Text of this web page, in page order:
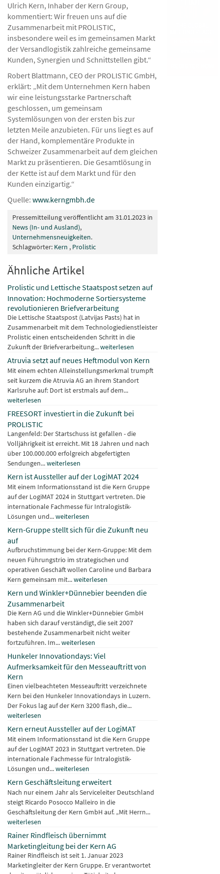
Ulrich Kern, Inhaber der Kern Group,
kommentiert: Wir freuen uns auf die
Zusammenarbeit mit PROLISTIC,
insbesondere weil es im gemeinsamen Markt
der Versandlogistik zahlreiche gemeinsame
Kunden, Synergien und Schnittstellen gibt.“
Robert Blattmann, CEO der PROLISTIC GmbH,
erklärt: „Mit dem Unternehmen Kern haben
wir eine leistungsstarke Partnerschaft
geschlossen, um gemeinsam
Systemlösungen von der ersten bis zur
letzten Meile anzubieten. Für uns liegt es auf
der Hand, komplementäre Produkte in
Schweizer Zusammenarbeit auf dem gleichen
Markt zu präsentieren. Die Gesamtlösung in
der Kette ist auf dem Markt und für den
Kunden einzigartig.“
Quelle: www.kerngmbh.de
Pressemitteilung veröffentlicht am 31.01.2023 in
News (In- und Ausland),
Unternehmensneuigkeiten.
Schlagwörter: Kern , Prolistic
Ähnliche Artikel
Prolistic und Lettische Staatspost setzen auf
Innovation: Hochmoderne Sortiersysteme
revolutionieren Briefverarbeitung
Die Lettische Staatspost (Latvijas Pasts) hat in
Zusammenarbeit mit dem Technologiedienstleister
Prolistic einen entscheidenden Schritt in die
Zukunft der Briefverarbeitung...weiterlesen
Atruvia setzt auf neues Heftmodul von Kern
Mit einem echten Alleinstellungsmerkmal trumpft
seit kurzem die Atruvia AG an ihrem Standort
Karlsruhe auf: Dort ist erstmals auf dem...
weiterlesen
FREESORT investiert in die Zukunft bei
PROLISTIC
Langenfeld: Der Startschuss ist gefallen - die
Volljährigkeit ist erreicht. Mit 18 Jahren und nach
über 100.000.000 erfolgreich abgefertigten
Sendungen...weiterlesen
Kern ist Aussteller auf der LogiMAT 2024
Mit einem Informationsstand ist die Kern Gruppe
auf der LogiMAT 2024 in Stuttgart vertreten. Die
internationale Fachmesse für Intralogistik-
Lösungen und...weiterlesen
Kern-Gruppe stellt sich für die Zukunft neu
auf
Aufbruchstimmung bei der Kern-Gruppe: Mit dem
neuen Führungstrio im strategischen und
operativen Geschäft wollen Caroline und Barbara
Kern gemeinsam mit...weiterlesen
Kern und Winkler+Dünnebier beenden die
Zusammenarbeit
Die Kern AG und die Winkler+Dünnebier GmbH
haben sich darauf verständigt, die seit 2007
bestehende Zusammenarbeit nicht weiter
fortzuführen. Im...weiterlesen
Hunkeler Innovationdays: Viel
Aufmerksamkeit für den Messeauftritt von
Kern
Einen vielbeachteten Messeauftritt verzeichnete
Kern bei den Hunkeler Innovationdays in Luzern.
Der Fokus lag auf der Kern 3200 flash, die...
weiterlesen
Kern erneut Aussteller auf der LogiMAT
Mit einem Informationsstand ist die Kern Gruppe
auf der LogiMAT 2023 in Stuttgart vertreten. Die
internationale Fachmesse für Intralogistik-
Lösungen und...weiterlesen
Kern Geschäftsleitung erweitert
Nach nur einem Jahr als Serviceleiter Deutschland
steigt Ricardo Posocco Malleiro in die
Geschäftsleitung der Kern GmbH auf. „Mit Herrn...
weiterlesen
Rainer Rindfleisch übernimmt
Marketingleitung bei der Kern AG
Rainer Rindfleisch ist seit 1. Januar 2023
Marketingleiter der Kern Gruppe. Er verantwortet